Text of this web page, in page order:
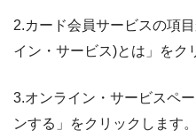
2.カード会員サービスの項
イン・サービス)とは」をク
3.オンライン・サービスペ
ンする」をクリックします